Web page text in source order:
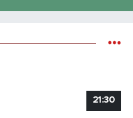
21:30